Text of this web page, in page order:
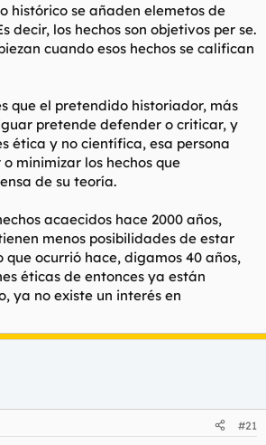
histórico se añaden elemetos de
decir, los hechos son objetivos per se.
cuando esos hechos se califican
que el pretendido historiador, más
pretende defender o criticar, y
ética y no científica, esa persona
minimizar los hechos que
de su teoría.
acaecidos hace 2000 años,
menos posibilidades de estar
que ocurrió hace, digamos 40 años,
éticas de entonces ya están
ya no existe un interés en
#21